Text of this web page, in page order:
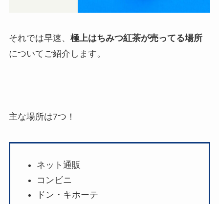
それでは早速、 極上はちみつ紅茶が売ってる場所
についてご紹介します。
主な場所は7つ！
ネット通販
コンビニ
ドン・キホーテ